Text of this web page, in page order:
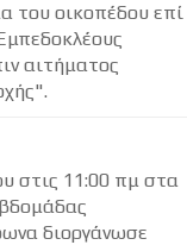
του οικοπέδου επί
αιτήματος
στις 11:00 πμ στα
διοργάνωσε